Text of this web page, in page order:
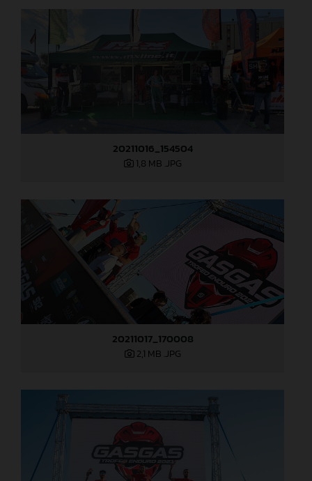
20211016_154504
1,8 MB .JPG
20211017_170008
2,1 MB .JPG